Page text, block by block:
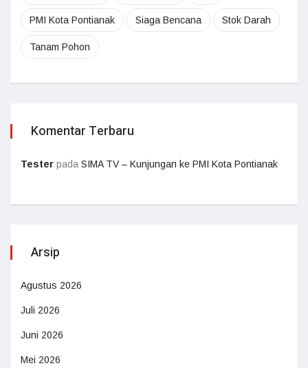
PMI Kota Pontianak Siaga Bencana Stok Darah
Tanam Pohon
Komentar Terbaru
Tester pada SIMA TV – Kunjungan ke PMI Kota Pontianak
Arsip
Agustus 2026
Juli 2026
Juni 2026
Mei 2026